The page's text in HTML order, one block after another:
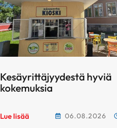
Kesäyrittäjyydestä hyviä
kokemuksia
Lue lisää 06.08.2026